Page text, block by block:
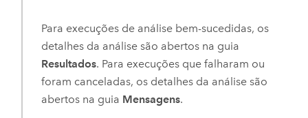
Para execuções de análise bem-sucedidas, os
detalhes da análise são abertos na guia
Resultados. Para execuções que falharam ou
foram canceladas, os detalhes da análise são
abertos na guia Mensagens.